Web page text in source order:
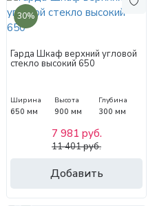
30%
Гарда Шкаф верхний угловой
стекло высокий 650
Ширина
650 мм
Высота
900 мм
Глубина
300 мм
Добавить
7 981 руб.
11 401 руб.